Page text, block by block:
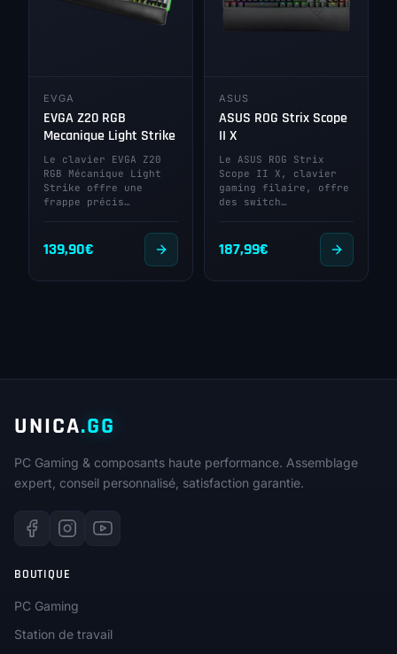
EVGA
EVGA Z20 RGB
Mecanique Light Strike
Le clavier EVGA Z20
RGB Mécanique Light
Strike offre une
frappe précis…
139,90€
ASUS
ASUS ROG Strix Scope
II X
Le ASUS ROG Strix
Scope II X, clavier
gaming filaire, offre
des switch…
187,99€
UNICA.GG
PC Gaming & composants haute performance. Assemblage
expert, conseil personnalisé, satisfaction garantie.
BOUTIQUE
PC Gaming
Station de travail